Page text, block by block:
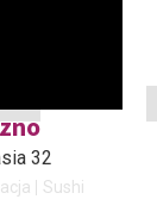
32
Sushi